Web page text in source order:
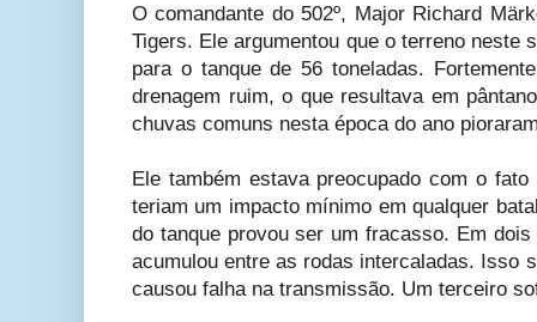
O comandante do 502º, Major Richard
Tigers. Ele argumentou que o terreno neste
para o tanque de 56 toneladas.
drenagem ruim, o que resultava em
chuvas comuns nesta época do ano
Ele também estava preocupado com o
teriam um impacto mínimo em qualquer
do tanque provou ser um fracasso. Em
acumulou entre as rodas intercaladas. Isso
causou falha na transmissão. Um terceiro